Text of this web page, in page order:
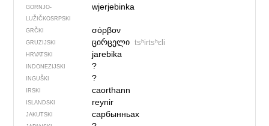
GORNJO­
LUŽIČKOSRPSKI
wjerjebinka
GRČKI σόρβον
GRUZIJSKI ცირცელი tsʰirtsʰɛli
HRVATSKI jarebika
INDONEZIJSKI ?
INGUŠKI ?
IRSKI caorthann
ISLANDSKI reynir
JAKUTSKI сарбынньах